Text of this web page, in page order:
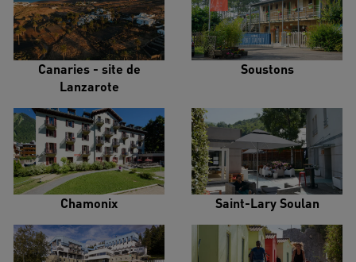
Canaries - site de
Lanzarote
Soustons
Chamonix Saint-Lary Soulan